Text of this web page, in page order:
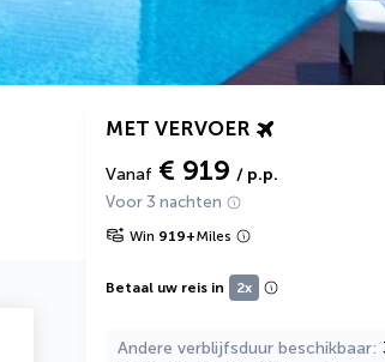
MET VERVOER
Vanaf € 919 / p.p.
Voor 3 nachten
Win 919+Miles
Betaal uw reis in 2x
Andere verblijfsduur beschikbaar